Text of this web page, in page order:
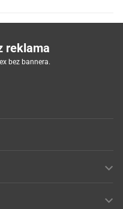
reklama
bez bannera.